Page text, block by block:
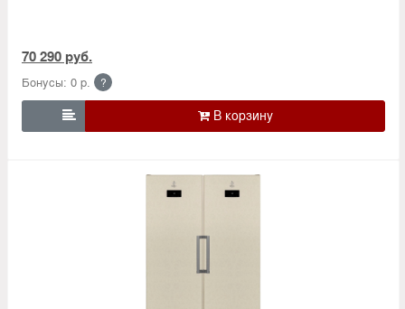
70 290 руб.
Бонусы: 0 р. ?
